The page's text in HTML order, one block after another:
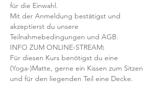
für die Einwahl.
Mit der Anmeldung bestätigst und
akzeptierst du unsere
Teilnahmebedingungen und AGB.
INFO ZUM ONLINE-STREAM:
Für diesen Kurs benötigst du eine
(Yoga-)Matte, gerne ein Kissen zum Sitzen
und für den liegenden Teil eine Decke.